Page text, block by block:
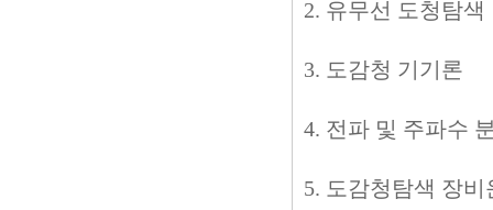
2. 유무선 도청탐색
3. 도감청 기기론
4. 전파 및 주파수
5. 도감청탐색 장비